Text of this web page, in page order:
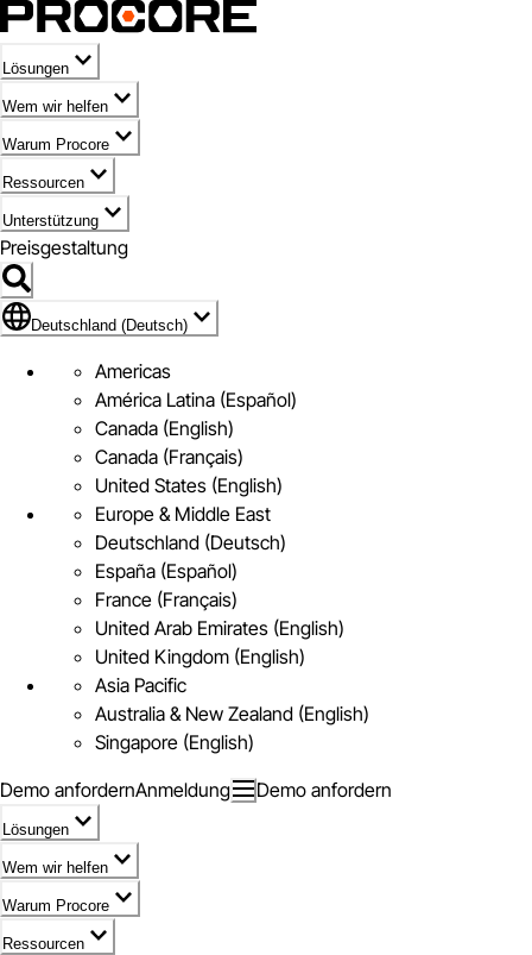
Lösungen
Wem wir helfen
Warum Procore
Ressourcen
Unterstützung
Preisgestaltung
Markieren des Symbols für Deutschland (Deutsch)
Deutschland (Deutsch)
Americas
América Latina (Español)
Canada (English)
Canada (Français)
United States (English)
Europe & Middle East
Deutschland (Deutsch)
España (Español)
France (Français)
United Arab Emirates (English)
United Kingdom (English)
Asia Pacific
Australia & New Zealand (English)
Singapore (English)
Demo anfordernAnmeldung Demo anfordern
Lösungen
Wem wir helfen
Warum Procore
Ressourcen